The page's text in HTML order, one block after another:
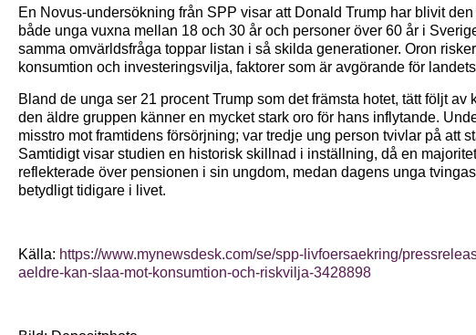
En Novus-undersökning från SPP visar att Donald Trump har blivit
både unga vuxna mellan 18 och 30 år och personer över 60 år i
samma omvärldsfråga toppar listan i så skilda generationer. Oron
konsumtion och investeringsvilja, faktorer som är avgörande för
Bland de unga ser 21 procent Trump som det främsta hotet, tätt följt
den äldre gruppen känner en mycket stark oro för hans inflytande.
misstro mot framtidens försörjning; var tredje ung person tvivlar på att
Samtidigt visar studien en historisk skillnad i inställning, då en
reflekterade över pensionen i sin ungdom, medan dagens unga
betydligt tidigare i livet.
Källa: https://www.mynewsdesk.com/se/spp-livfoersaekring/
aeldre-kan-slaa-mot-konsumtion-och-riskvilja-3428898